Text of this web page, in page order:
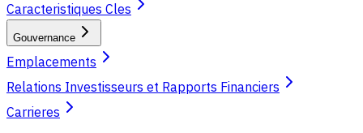
Caracteristiques Cles
Gouvernance
Emplacements
Relations Investisseurs et Rapports Financiers
Carrieres